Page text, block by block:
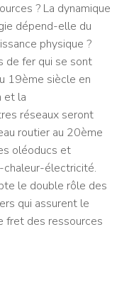
? La dynamique
dépend-elle du
physique ?
de fer qui se sont
19ème siècle en
et la
réseaux seront
routier au 20ème
oléoducs et
chaleur-électricité.
le double rôle des
qui assurent le
fret des ressources